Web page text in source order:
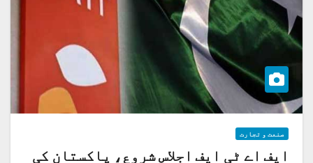
صنعت و تجارت
ایف اے ٹی ایف اجلاس شروع، پاکستان کی